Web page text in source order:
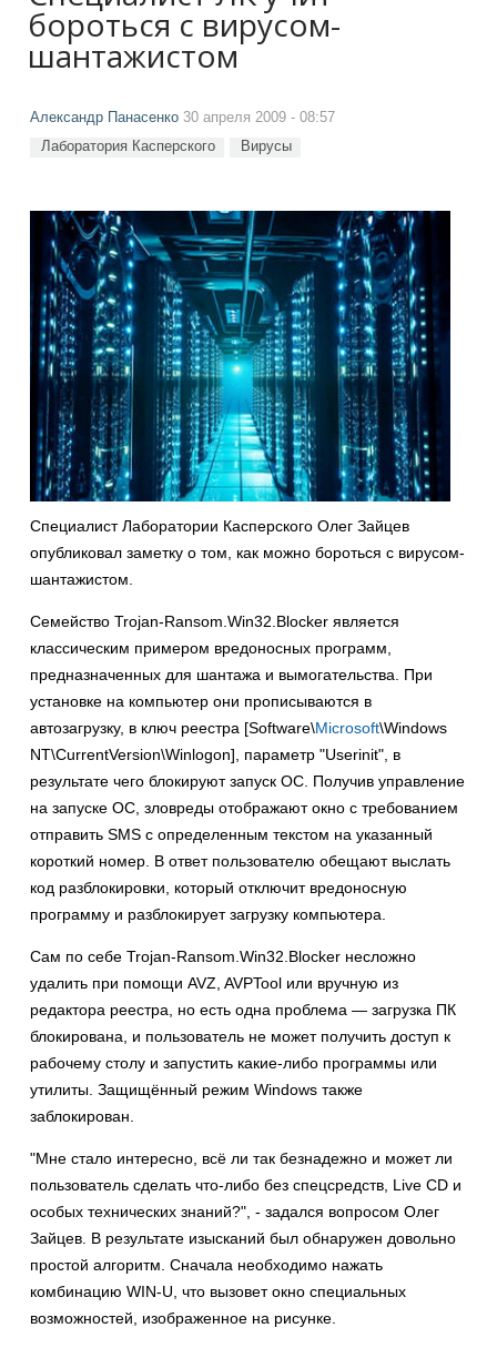
бороться с вирусом-
шантажистом
Александр Панасенко 30 апреля 2009 - 08:57
Лаборатория Касперского Вирусы
Специалист Лаборатории Касперского Олег Зайцев
опубликовал заметку о том, как можно бороться с вирусом-
шантажистом.
Семейство Trojan-Ransom.Win32.Blocker является
классическим примером вредоносных программ,
предназначенных для шантажа и вымогательства. При
установке на компьютер они прописываются в
автозагрузку, в ключ реестра [Software\Microsoft\Windows
NT\CurrentVersion\Winlogon], параметр "Userinit", в
результате чего блокируют запуск ОС. Получив управление
на запуске ОС, зловреды отображают окно с требованием
отправить SMS с определенным текстом на указанный
короткий номер. В ответ пользователю обещают выслать
код разблокировки, который отключит вредоносную
программу и разблокирует загрузку компьютера.
Сам по себе Trojan-Ransom.Win32.Blocker несложно
удалить при помощи AVZ, AVPTool или вручную из
редактора реестра, но есть одна проблема — загрузка ПК
блокирована, и пользователь не может получить доступ к
рабочему столу и запустить какие-либо программы или
утилиты. Защищённый режим Windows также
заблокирован.
"Мне стало интересно, всё ли так безнадежно и может ли
пользователь сделать что-либо без спецсредств, Live CD и
особых технических знаний?", - задался вопросом Олег
Зайцев. В результате изысканий был обнаружен довольно
простой алгоритм. Сначала необходимо нажать
комбинацию WIN-U, что вызовет окно специальных
возможностей, изображенное на рисунке.